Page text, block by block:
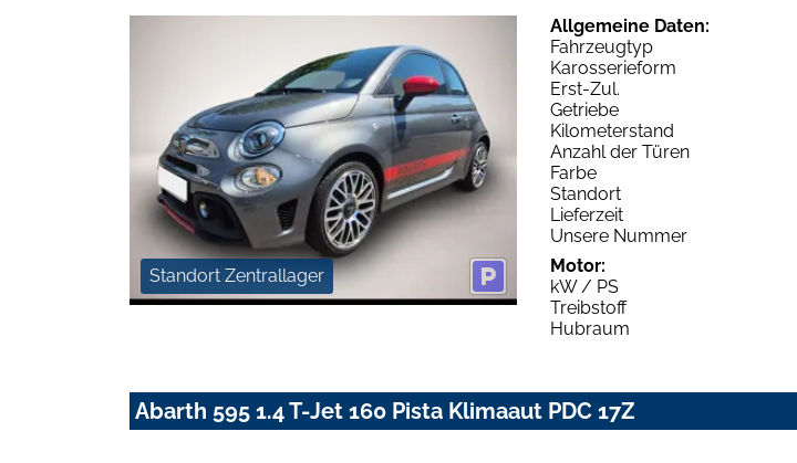
Standort Zentrallager
Allgemeine Daten:
Fahrzeugtyp
Karosserieform
Erst-Zul.
Getriebe
Kilometerstand
Anzahl der Türen
Farbe
Standort
Lieferzeit
Unsere Nummer
Motor:
kW / PS
Treibstoff
Hubraum
Abarth 595 1.4 T-Jet 160 Pista Klimaaut PDC 17Z